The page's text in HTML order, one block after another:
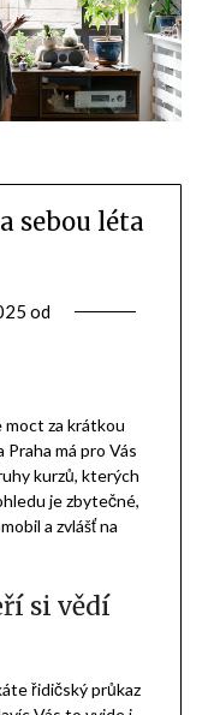
sebou léta
od
za krátkou
Praha má pro Vás
kurzů, kterých
je zbytečné,
a zvlášť na
si vědí
řidičský průkaz